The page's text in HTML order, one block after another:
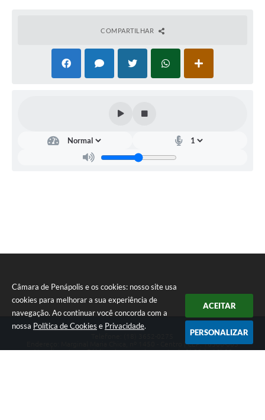
Câmara de Penápolis e os cookies: nosso site usa
cookies para melhorar a sua experiência de
navegação. Ao continuar você concorda com a
nossa Política de Cookies e Privacidade.
ACEITAR
PERSONALIZAR
COMPARTILHAR
Endereço: Marginal Maria Chica, nº 1450 - Centro | CEP: 16300-005
Atendimento ao Público de segunda a sexta da 8h00 às 16h00